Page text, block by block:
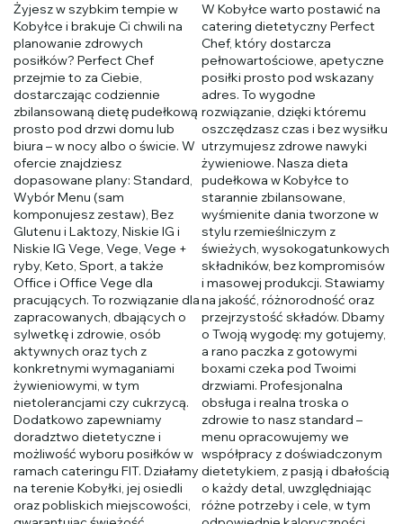
Żyjesz w szybkim tempie w
Kobyłce i brakuje Ci chwili na
planowanie zdrowych
posiłków? Perfect Chef
przejmie to za Ciebie,
dostarczając codziennie
zbilansowaną dietę pudełkową
prosto pod drzwi domu lub
biura – w nocy albo o świcie. W
ofercie znajdziesz
dopasowane plany: Standard,
Wybór Menu (sam
komponujesz zestaw), Bez
Glutenu i Laktozy, Niskie IG i
Niskie IG Vege, Vege, Vege +
ryby, Keto, Sport, a także
Office i Office Vege dla
pracujących. To rozwiązanie dla
zapracowanych, dbających o
sylwetkę i zdrowie, osób
aktywnych oraz tych z
konkretnymi wymaganiami
żywieniowymi, w tym
nietolerancjami czy cukrzycą.
Dodatkowo zapewniamy
doradztwo dietetyczne i
możliwość wyboru posiłków w
ramach cateringu FIT. Działamy
na terenie Kobyłki, jej osiedli
oraz pobliskich miejscowości,
W Kobyłce warto postawić na
catering dietetyczny Perfect
Chef, który dostarcza
pełnowartościowe, apetyczne
posiłki prosto pod wskazany
adres. To wygodne
rozwiązanie, dzięki któremu
oszczędzasz czas i bez wysiłku
utrzymujesz zdrowe nawyki
żywieniowe. Nasza dieta
pudełkowa w Kobyłce to
starannie zbilansowane,
wyśmienite dania tworzone w
stylu rzemieślniczym z
świeżych, wysokogatunkowych
składników, bez kompromisów
i masowej produkcji. Stawiamy
na jakość, różnorodność oraz
przejrzystość składów. Dbamy
o Twoją wygodę: my gotujemy,
a rano paczka z gotowymi
boxami czeka pod Twoimi
drzwiami. Profesjonalna
obsługa i realna troska o
zdrowie to nasz standard –
menu opracowujemy we
współpracy z doświadczonym
dietetykiem, z pasją i dbałością
o każdy detal, uwzględniając
różne potrzeby i cele, w tym